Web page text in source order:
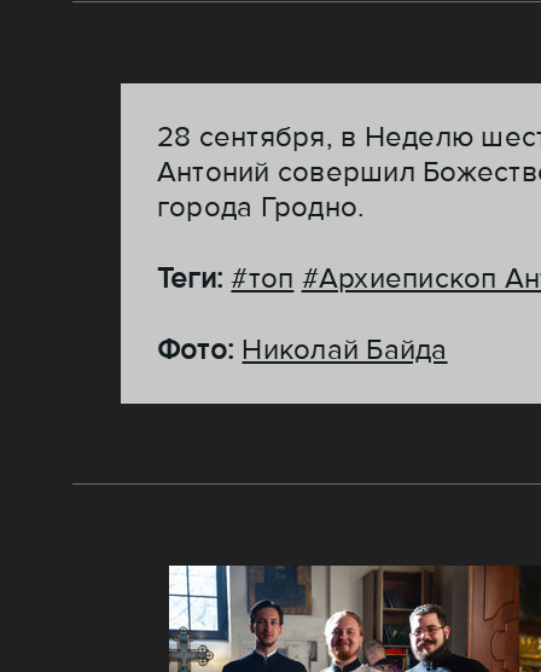
28 сентября, в Неделю
Антоний совершил
города Гродно.
Теги:#топ #Архиепископ
Фото: Николай Байда